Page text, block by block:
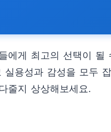
게 최고의 선택이
용성과 감성을 모두
줄지 상상해보세요.